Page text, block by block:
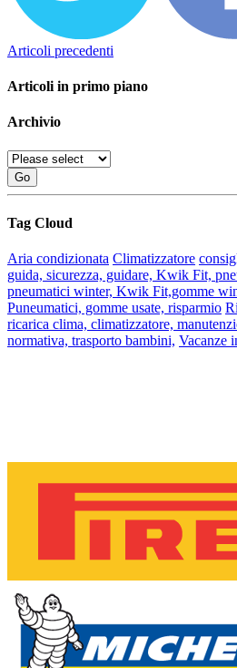
Articoli precedenti
Articoli in primo piano
Archivio
Go
Tag Cloud
Aria condizionata Climatizzatore
guida, sicurezza, guidare, Kwik Fit,
pneumatici winter, Kwik Fit,gomme
Puneumatici, gomme usate, risparmio
ricarica clima, climatizzatore,
normativa, trasporto bambini, Vacanze